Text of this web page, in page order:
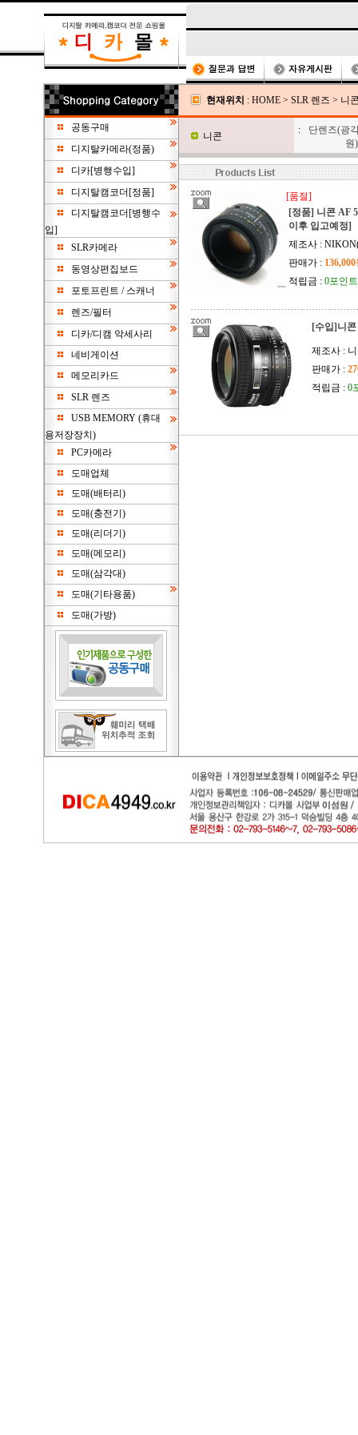
공동구매
디지탈카메라(정품)
디카[병행수입]
디지탈캠코더[정품]
디지탈캠코더[병행수
입]
SLR카메라
동영상편집보드
포토프린트 / 스캐너
렌즈/필터
디카/디캠 악세사리
네비게이션
메모리카드
SLR 렌즈
USB MEMORY (휴대
용저장장치)
PC카메라
도매업체
도매(배터리)
도매(충전기)
도매(리더기)
도매(메모리)
도매(삼각대)
도매(기타용품)
도매(가방)
현재위치 : HOME > SLR 렌즈 > 니
니콘
:
단렌즈(광
원)
[품절]
[정품] 니콘 AF
이후 입고예정]
제조사 :
판매가 :
적립금 : 0포인트
[수입]니
제조사 :
판매가 :
적립금 : 0